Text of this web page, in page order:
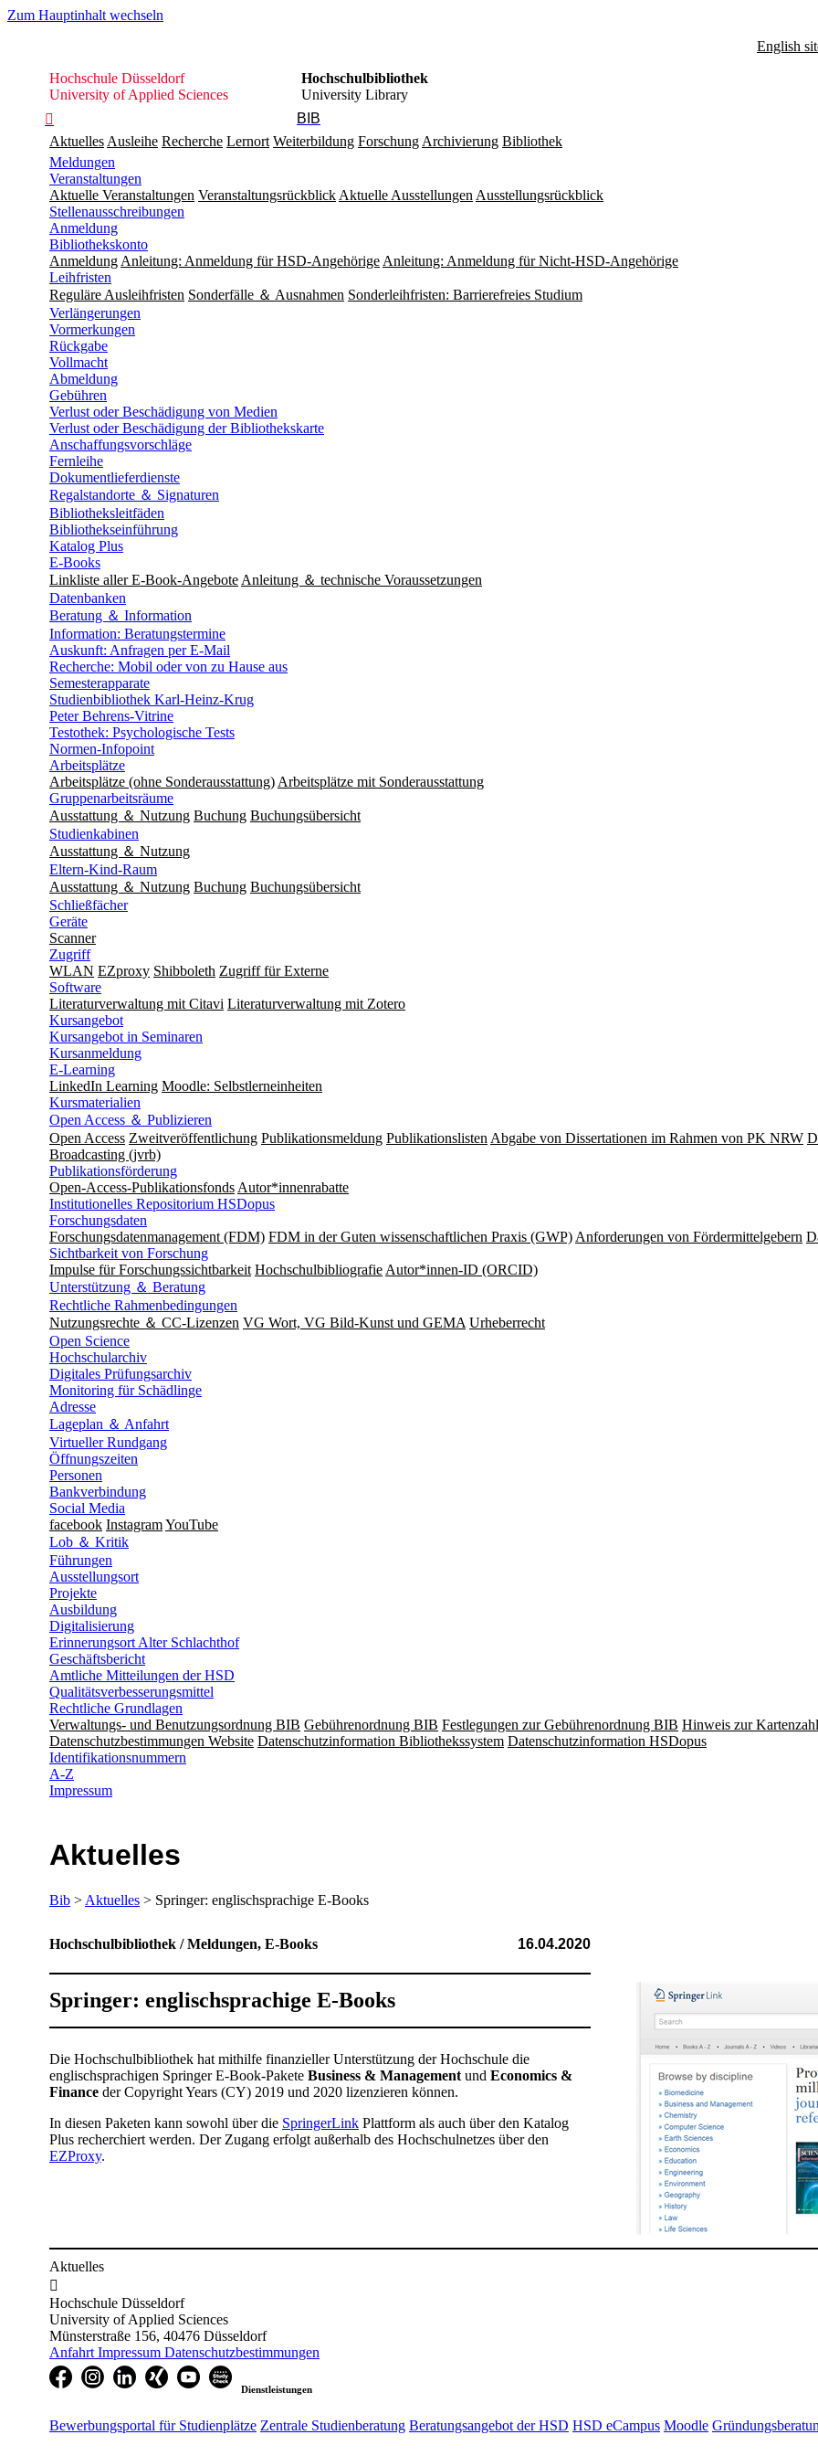
Zum Hauptinhalt wechseln
Hochschule
Düsseldorf
Hochschule Düsseldorf
University of Applied Sciences
Hochschulbibliothek
University Library

BIB
English
Aktuelles Ausleihe Recherche Lernort Weiterbildung Forschung Archivierung Bibliothek
Meldungen
Veranstaltungen
Aktuelle Veranstaltungen Veranstaltungsrückblick Aktuelle Ausstellungen Ausstellungsrückblick
Stellenausschreibungen
Anmeldung
Bibliothekskonto
Anmeldung Anleitung: Anmeldung für HSD-Angehörige Anleitung: Anmeldung für Nicht-HSD-Angehörige
Leihfristen
Reguläre Ausleihfristen Sonderfälle ＆ Ausnahmen Sonderleihfristen: Barrierefreies Studium
Verlängerungen
Vormerkungen
Rückgabe
Vollmacht
Abmeldung
Gebühren
Verlust oder Beschädigung von Medien
Verlust oder Beschädigung der Bibliothekskarte
Anschaffungsvorschläge
Fernleihe
Dokumentlieferdienste
Regalstandorte ＆ Signaturen
Bibliotheksleitfäden
Bibliothekseinführung
Katalog Plus
E-Books
Linkliste aller E-Book-Angebote Anleitung ＆ technische Voraussetzungen
Datenbanken
Beratung ＆ Information
Information: Beratungstermine
Auskunft: Anfragen per E-Mail
Recherche: Mobil oder von zu Hause aus
Semesterapparate
Studienbibliothek Karl-Heinz-Krug
Peter Behrens-Vitrine
Testothek: Psychologische Tests
Normen-Infopoint
Arbeitsplätze
Arbeitsplätze (ohne Sonderausstattung) Arbeitsplätze mit Sonderausstattung
Gruppenarbeitsräume
Ausstattung ＆ Nutzung Buchung Buchungsübersicht
Studienkabinen
Ausstattung ＆ Nutzung
Eltern-Kind-Raum
Ausstattung ＆ Nutzung Buchung Buchungsübersicht
Schließfächer
Geräte
Scanner
Zugriff
WLAN EZproxy Shibboleth Zugriff für Externe
Software
Literaturverwaltung mit Citavi Literaturverwaltung mit Zotero
Kursangebot
Kursangebot in Seminaren
Kursanmeldung
E-Learning
LinkedIn Learning Moodle: Selbstlerneinheiten
Kursmaterialien
Open Access ＆ Publizieren
Open Access Zweitveröffentlichung Publikationsmeldung Publikationslisten Abgabe von Dissertationen im Rahmen von PK NRW
Broadcasting (jvrb)
Publikationsförderung
Open-Access-Publikationsfonds Autor*innenrabatte
Institutionelles Repositorium HSDopus
Forschungsdaten
Forschungsdatenmanagement (FDM) FDM in der Guten wissenschaftlichen Praxis (GWP) Anforderungen von Fördermittelgebern
Sichtbarkeit von Forschung
Impulse für Forschungssichtbarkeit Hochschulbibliografie Autor*innen-ID (ORCID)
Unterstützung ＆ Beratung
Rechtliche Rahmenbedingungen
Nutzungsrechte ＆ CC-Lizenzen VG Wort, VG Bild-Kunst und GEMA Urheberrecht
Open Science
Hochschularchiv
Digitales Prüfungsarchiv
Monitoring für Schädlinge
Adresse
Lageplan ＆ Anfahrt
Virtueller Rundgang
Öffnungszeiten
Personen
Bankverbindung
Social Media
facebook InstagramYouTube
Lob ＆ Kritik
Führungen
Ausstellungsort
Projekte
Ausbildung
Digitalisierung
Erinnerungsort Alter Schlachthof
Geschäftsbericht
Amtliche Mitteilungen der HSD
Qualitätsverbesserungsmittel
Rechtliche Grundlagen
Verwaltungs- und Benutzungsordnung BIB Gebührenordnung BIB Festlegungen zur Gebührenordnung BIB Hinweis zur
Datenschutzbestimmungen Website Datenschutzinformation Bibliothekssystem Datenschutzinformation HSDopus
Identifikationsnummern
A-Z
Impressum
Aktuelles
Bib > Aktuelles > Springer: englischsprachige E-Books
Hochschulbibliothek / Meldungen, E-Books 16.04.2020
Springer: englischsprachige E-Books
​Die Hochschulbibliothek hat mithilfe finanzieller Unterstützung der Hochschule die
englischsprachigen Springer E-Book-Pakete Business & Management und Economics &
Finance der Copyright Years (CY) 2019 und 2020 lizenzieren können.
In diesen Paketen kann sowohl über die SpringerLink Plattform als auch über den Katalog
Plus recherchiert werden. Der Zugang erfolgt außerhalb des Hochschulnetzes über den
EZProxy.
Aktuelles

Hochschule Düsseldorf
University of Applied Sciences
Münsterstraße 156, 40476 Düsseldorf
Anfahrt Impressum Datenschutzbestimmungen
Dienstleistungen
Bewerbungsportal für Studienplätze Zentrale Studienberatung Beratungsangebot der HSD HSD eCampus Moodle